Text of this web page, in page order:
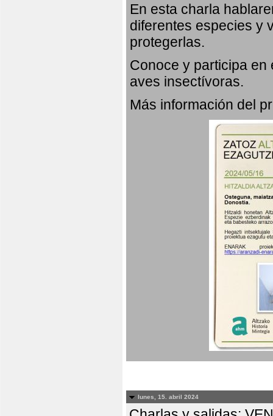
En esta charla
diferentes especies y
protegerlas.
Conoce y participa
aves insectívoras.
Más información del
lunes, 15. abril 2024